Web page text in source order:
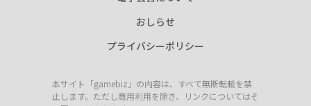
おしらせ
プライバシーポリシー
本サイト「gamebiz」の内容は、すべて無断転載を禁
止します。ただし商用利用を除き、リンクについてはそ